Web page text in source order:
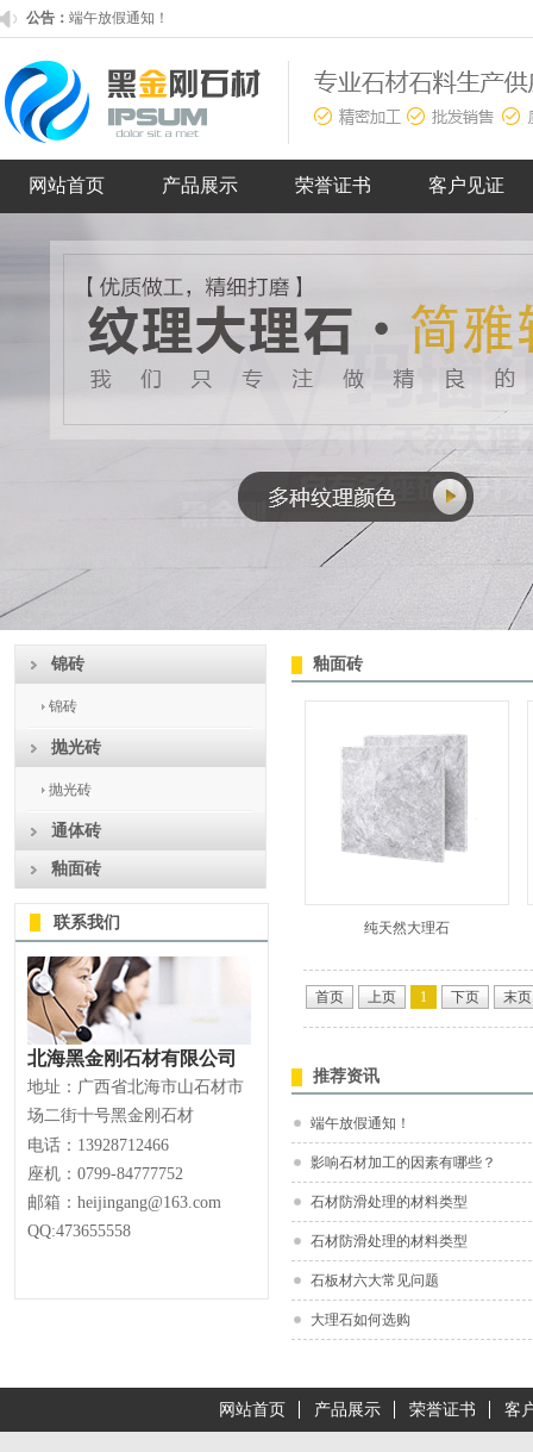
公告：
欢迎来到我司官网！
网站首页 产品展示 荣誉证书 客户见证
锦砖
锦砖
抛光砖
抛光砖
通体砖
釉面砖
联系我们
北海黑金刚石材有限公司
地址：广西省北海市山石材市
场二街十号黑金刚石材
电话：13928712466
座机：0799-84777752
邮箱：heijingang@163.com
QQ:473655558
釉面砖
纯天然大理石
首页 上页 1 下页 末页
推荐资讯
端午放假通知！
影响石材加工的因素有哪些？
石材防滑处理的材料类型
石材防滑处理的材料类型
石板材六大常见问题
大理石如何选购
网站首页 产品展示 荣誉证书 客